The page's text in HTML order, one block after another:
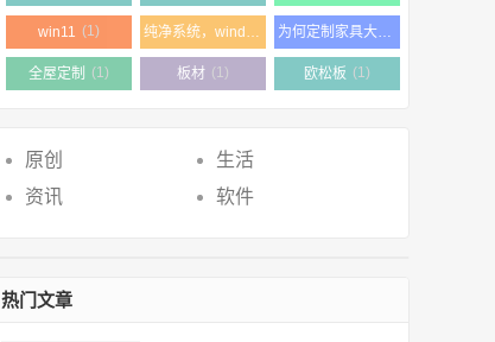
win11 (1) (1) 为何定制家具大多数都是使用颗粒板
全屋定制 (1) 板材 (1) 欧松板 (1)
原创
生活
资讯
软件
热门文章